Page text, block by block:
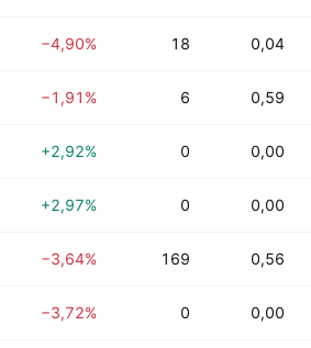
−4,90% 18 0,04
−1,91% 6 0,59
+2,92% 0 0,00
+2,97% 0 0,00
−3,64% 169 0,56
−3,72% 0 0,00